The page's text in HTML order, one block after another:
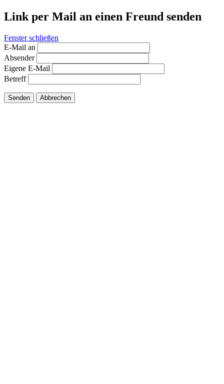
Link per Mail an einen Freund senden
Fenster schließen
E-Mail an
Absender
Eigene E-Mail
Betreff
Senden Abbrechen